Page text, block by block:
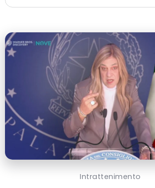
Intrattenimento